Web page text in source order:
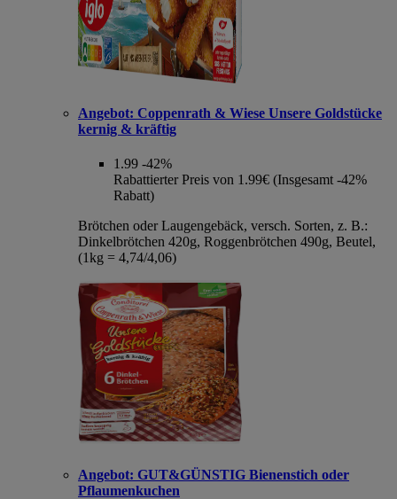
Angebot: Coppenrath & Wiese Unsere Goldstücke
kernig & kräftig
1.99 -42%
Rabattierter Preis von 1.99€ (Insgesamt -42%
Rabatt)
Brötchen oder Laugengebäck, versch. Sorten, z. B.:
Dinkelbrötchen 420g, Roggenbrötchen 490g, Beutel,
(1kg = 4,74/4,06)
Angebot: GUT&GÜNSTIG Bienenstich oder
Pflaumenkuchen